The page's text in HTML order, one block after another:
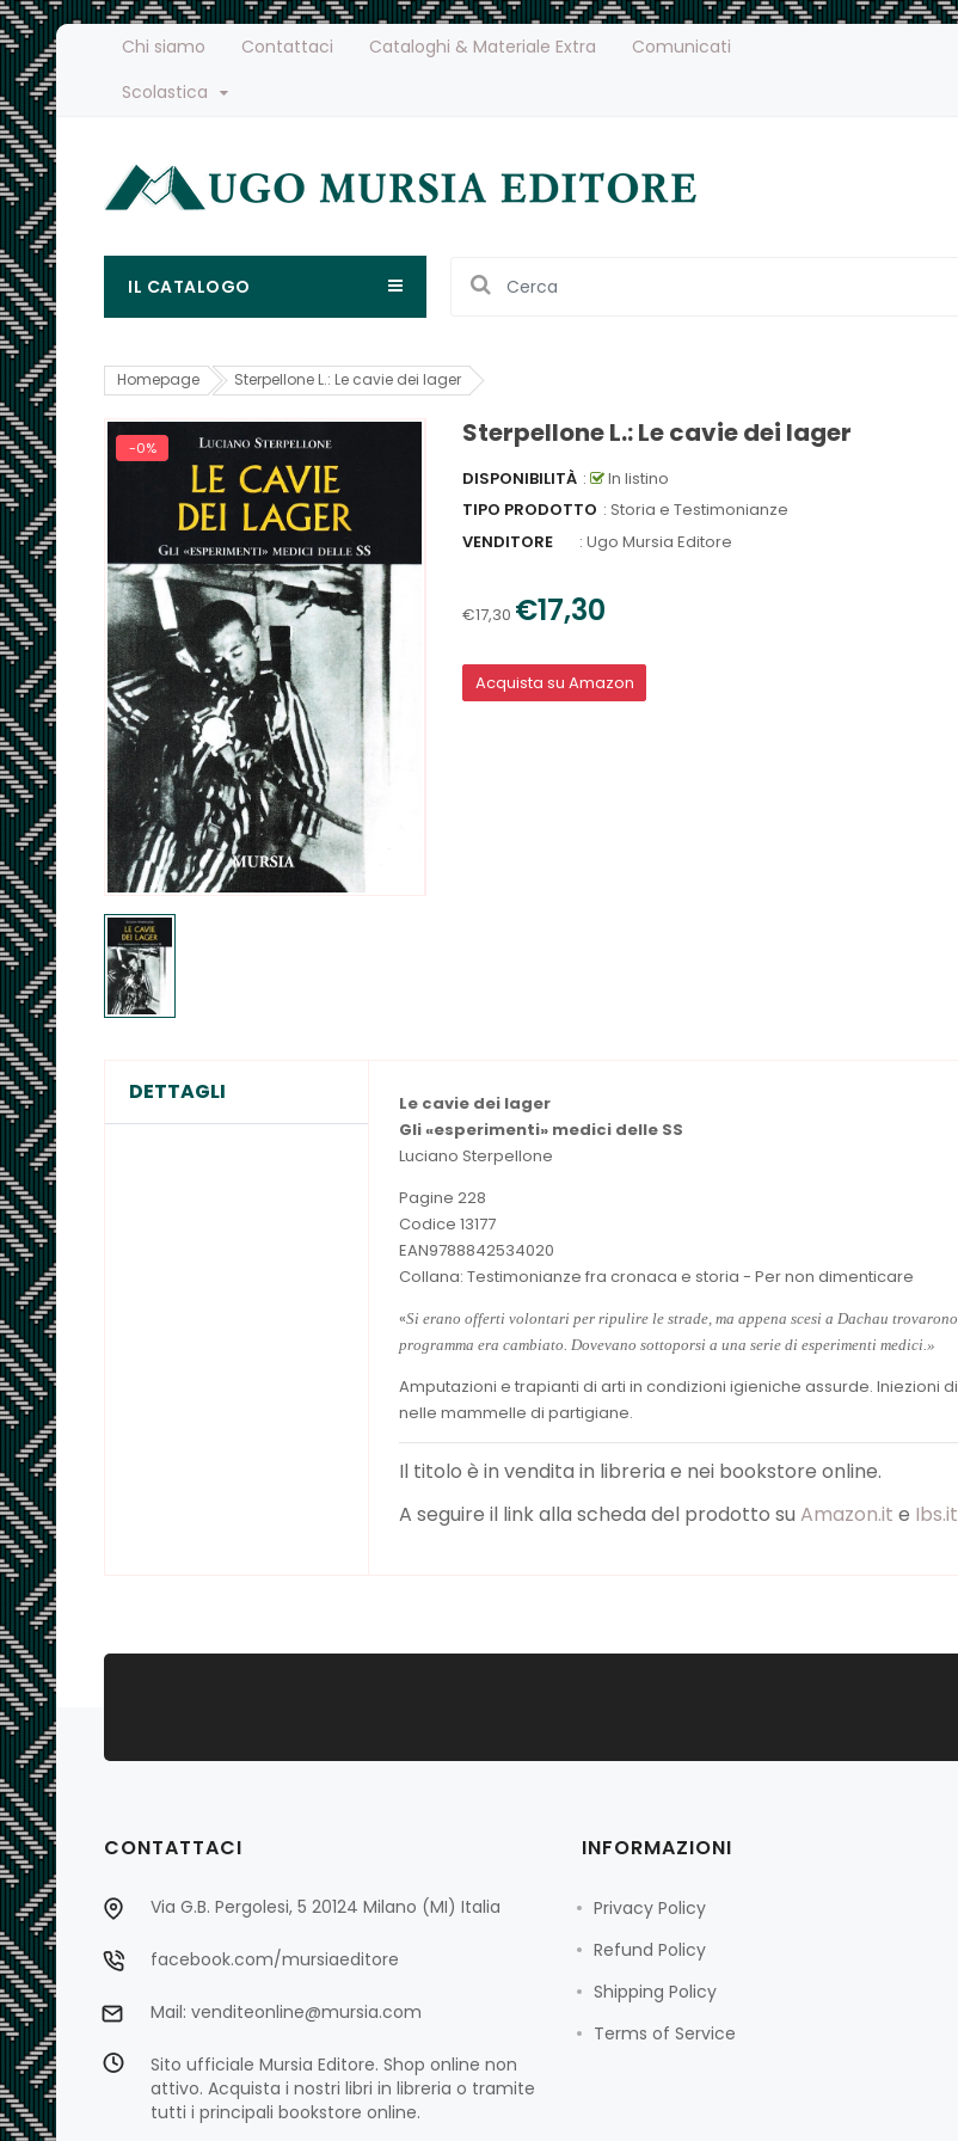
Chi siamo Contattaci Cataloghi & Materiale Extra
Comunicati
Scolastica
IL CATALOGO
Homepage Sterpellone L.: Le cavie dei lager
-0% Sterpellone L.: Le cavie dei lager
DISPONIBILITÀ :
In listino
TIPO PRODOTTO : Storia e Testimonianze
VENDITORE
: Ugo Mursia Editore
€17,30 €17,30
Acquista su Amazon
DETTAGLI
Le cavie dei lager
Gli «esperimenti» medici delle SS
Luciano Sterpellone
Pagine 228
Codice 13177
EAN9788842534020
Collana: Testimonianze fra cronaca e storia - Per non dimenticare
«Si erano offerti volontari per ripulire le strade, ma appena scesi a Dachau
programma era cambiato. Dovevano sottoporsi a una serie di esperimenti medici.»
Amputazioni e trapianti di arti in condizioni igieniche assurde. Iniezioni
nelle mammelle di partigiane.
Il titolo è in vendita in libreria e nei bookstore online.
A seguire il link alla scheda del prodotto su Amazon.it e Ibs.it
CONTATTACI
Via G.B. Pergolesi, 5 20124 Milano (MI) Italia
facebook.com/mursiaeditore
Mail: venditeonline@mursia.com
Sito ufficiale Mursia Editore. Shop online non
attivo. Acquista i nostri libri in libreria o tramite
tutti i principali bookstore online.
INFORMAZIONI
Privacy Policy
Refund Policy
Shipping Policy
Terms of Service